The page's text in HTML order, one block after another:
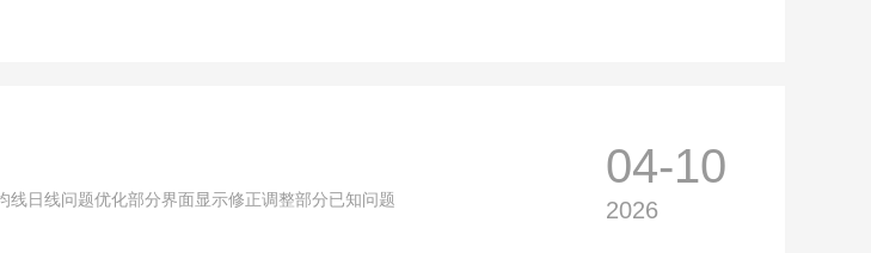
04-10
2026
日线问题优化部分界面显示修正调整部分已知问题